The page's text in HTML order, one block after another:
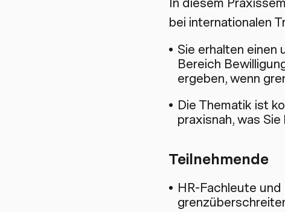
bei internationalen
Sie erhalten einen
Bereich
ergeben, wenn
Die Thematik ist
praxisnah, was
Teilnehmende
HR-Fachleute